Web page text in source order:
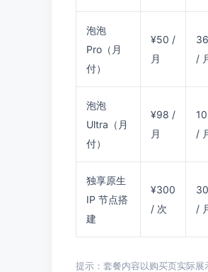
泡泡
Pro（月
付）
¥50 /
月
/
泡泡
Ultra（月
付）
¥98 /
月
/
独享原生
IP 节点搭
建
¥300
/ 次
/
提示：套餐内容以购买页实际展